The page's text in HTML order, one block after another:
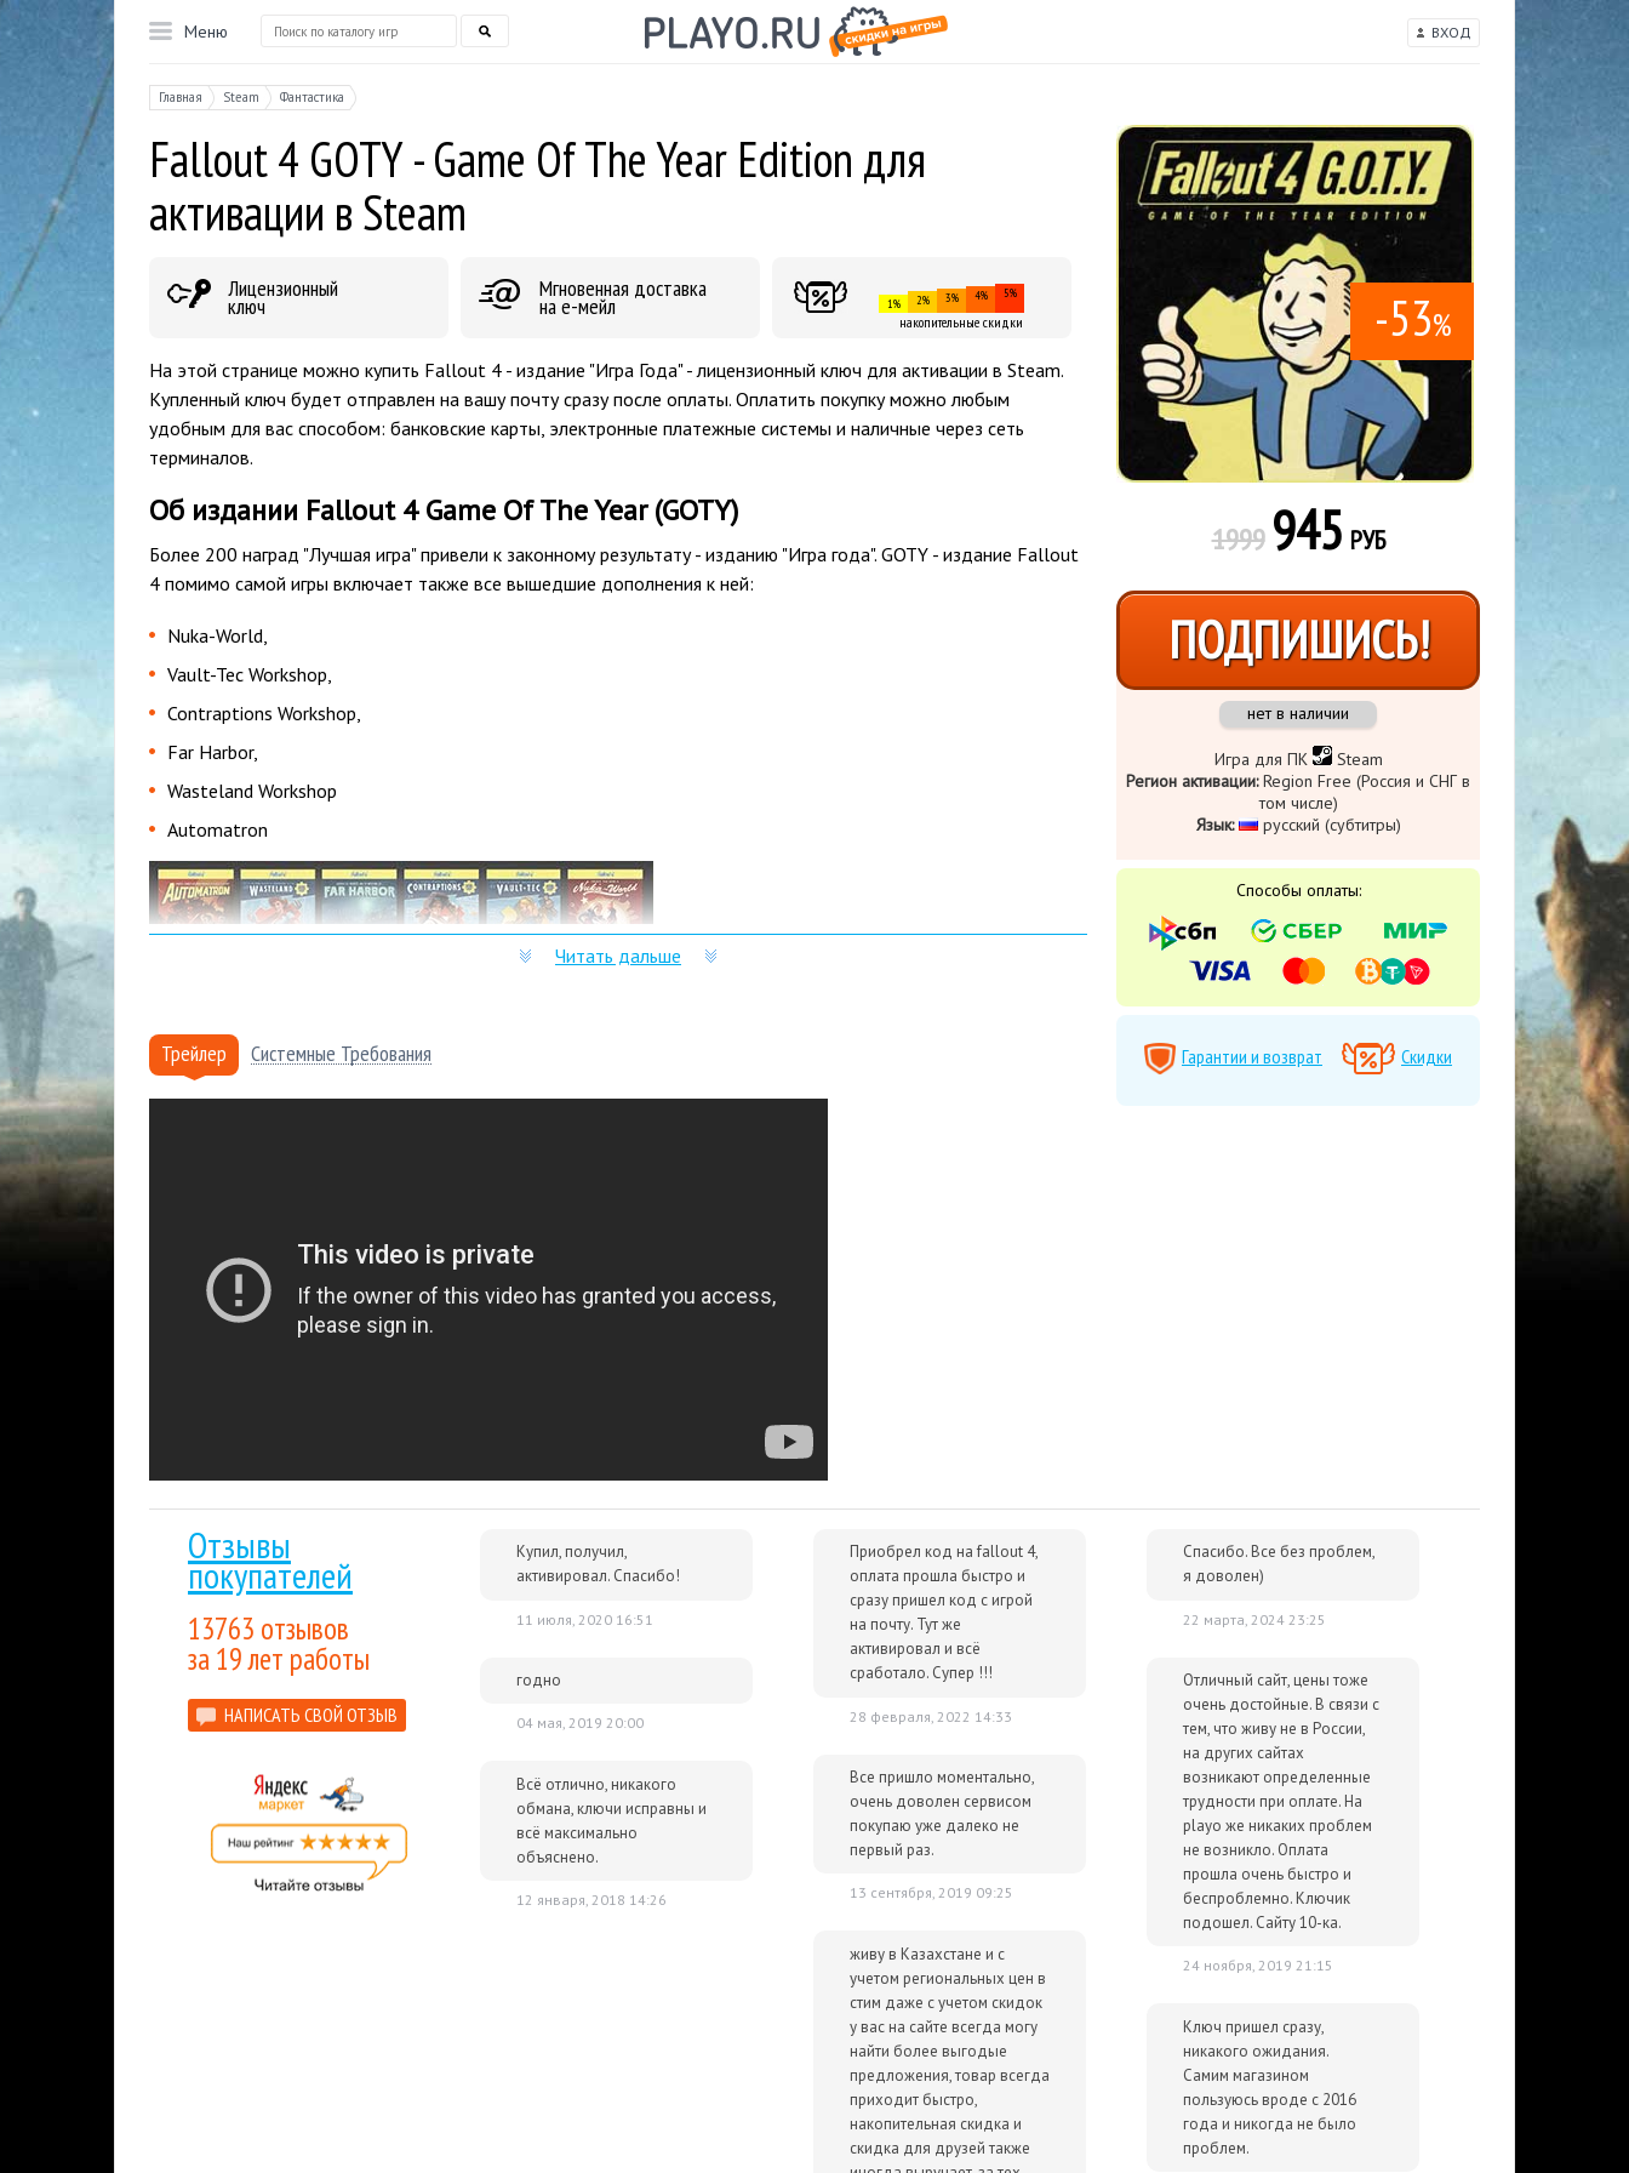
ВХОД
Меню
Главная Steam Фантастика
Fallout 4 GOTY - Game Of The Year Edition для
активации в Steam
Лицензионный
ключ
Мгновенная доставка
на е-мейл 1% 2% 3% 4% 5%
накопительные скидки
На этой странице можно купить Fallout 4 - издание "Игра Года" - лицензионный ключ для активации в Steam.
Купленный ключ будет отправлен на вашу почту сразу после оплаты. Оплатить покупку можно любым
удобным для вас способом: банковские карты, электронные платежные системы и наличные через сеть
терминалов.
Об издании Fallout 4 Game Of The Year (GOTY)
Более 200 наград "Лучшая игра" привели к законному результату - изданию "Игра года". GOTY - издание Fallout
4 помимо самой игры включает также все вышедшие дополнения к ней:
Nuka-World,
Vault-Tec Workshop,
Contraptions Workshop,
Far Harbor,
Wasteland Workshop
Automatron
Почему купить Fallout 4 нужно именно в Playo?
лучшим для покупателя. Если вы нашли цену ниже - просто сообщите нам об этом.
Накопительные скидки.Все последующие покупки для вас всегда будут дешевле розничной цены. При этом
выгода будет расти вместе с объемом покупок.
Читать дальше
Трейлер Системные Требования
-53%
1999 945 РУБ
ПОДПИШИСЬ!
нет в наличии
Игра для ПК
Steam
Регион активации:Region Free (Россия и СНГ в
том числе)
Язык:
русский (субтитры)
Способы оплаты:
Гарантии и возврат Скидки
Отзывы
покупателей
13763 отзывов
за 19 лет работы
НАПИСАТЬ СВОЙ ОТЗЫВ
Купил, получил,
активировал. Спасибо!
11 июля, 2020 16:51
годно
04 мая, 2019 20:00
Всё отлично, никакого
обмана, ключи исправны и
всё максимально
объяснено.
12 января, 2018 14:26
Приобрел код на fallout 4,
оплата прошла быстро и
сразу пришел код с игрой
на почту. Тут же
активировал и всё
сработало. Супер !!!
28 февраля, 2022 14:33
Все пришло моментально,
очень доволен сервисом
покупаю уже далеко не
первый раз.
13 сентября, 2019 09:25
живу в Казахстане и с
учетом региональных цен в
стим даже с учетом скидок
у вас на сайте всегда могу
найти более выгодые
предложения, товар всегда
приходит быстро,
накопительная скидка и
скидка для друзей также
Спасибо. Все без проблем,
я доволен)
22 марта, 2024 23:25
Отличный сайт, цены тоже
очень достойные. В связи с
тем, что живу не в России,
на других сайтах
возникают определенные
трудности при оплате. На
playo же никаких проблем
не возникло. Оплата
прошла очень быстро и
беспроблемно. Ключик
подошел. Сайту 10-ка.
24 ноября, 2019 21:15
Ключ пришел сразу,
никакого ожидания.
Самим магазином
пользуюсь вроде с 2016
года и никогда не было
проблем.